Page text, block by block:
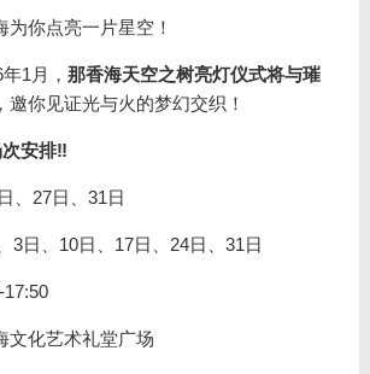
你点亮一片星空！
1月， 那香海天空之树亮灯仪式将与璀
邀你见证光与火的梦幻交织！
安排‼
、27日、31日
3日、10日、17日、24日、31日
17:50
文化艺术礼堂广场